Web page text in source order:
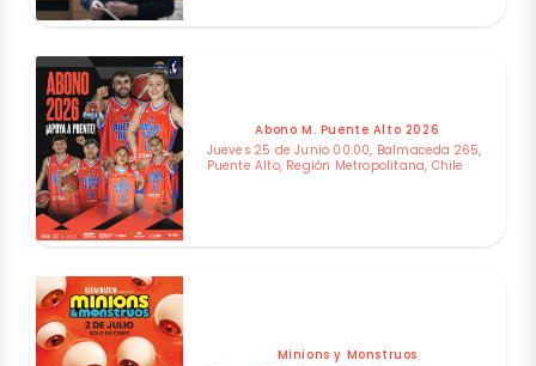
Abono M. Puente Alto 2026
Jueves 25 de Junio 00:00, Balmaceda 265,
Puente Alto, Región Metropolitana, Chile
Minions y Monstruos